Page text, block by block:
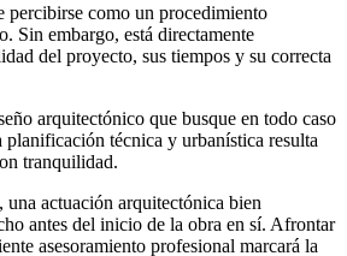
percibirse como un procedimiento
Sin embargo, está directamente
del proyecto, sus tiempos y su correcta
arquitectónico que busque en todo caso
planificación técnica y urbanística resulta
tranquilidad.
actuación arquitectónica bien
antes del inicio de la obra en sí. Afrontar
asesoramiento profesional marcará la